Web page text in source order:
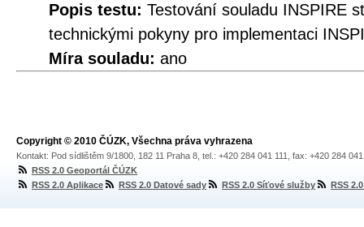
Popis testu: Testování souladu INSPIRE
technickými pokyny pro implementaci
Míra souladu: ano
Copyright © 2010 ČÚZK, Všechna práva vyhrazena
Kontakt: Pod sídlištěm 9/1800, 182 11 Praha 8, tel.: +420 284 041 111, fax: +420 284
RSS 2.0 Geoportál ČÚZK
RSS 2.0 Aplikace
RSS 2.0 Datové sady RSS 2.0 Síťové služby RSS